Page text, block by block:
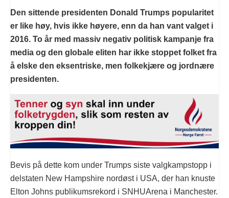
Den sittende presidenten Donald Trumps popularitet
er like høy, hvis ikke høyere, enn da han vant valget i
2016. To år med massiv negativ politisk kampanje fra
media og den globale eliten har ikke stoppet folket fra
å elske den eksentriske, men folkekjære og jordnære
presidenten.
Bevis på dette kom under Trumps siste valgkampstopp i
delstaten New Hampshire nordøst i USA, der han knuste
Elton Johns publikumsrekord i SNHUArena i Manchester.